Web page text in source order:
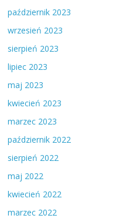
październik 2023
wrzesień 2023
sierpień 2023
lipiec 2023
maj 2023
kwiecień 2023
marzec 2023
październik 2022
sierpień 2022
maj 2022
kwiecień 2022
marzec 2022